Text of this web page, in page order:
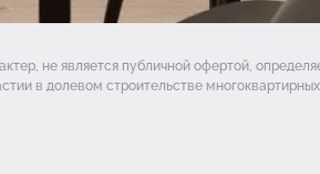
не является публичной офертой,
в долевом строительстве